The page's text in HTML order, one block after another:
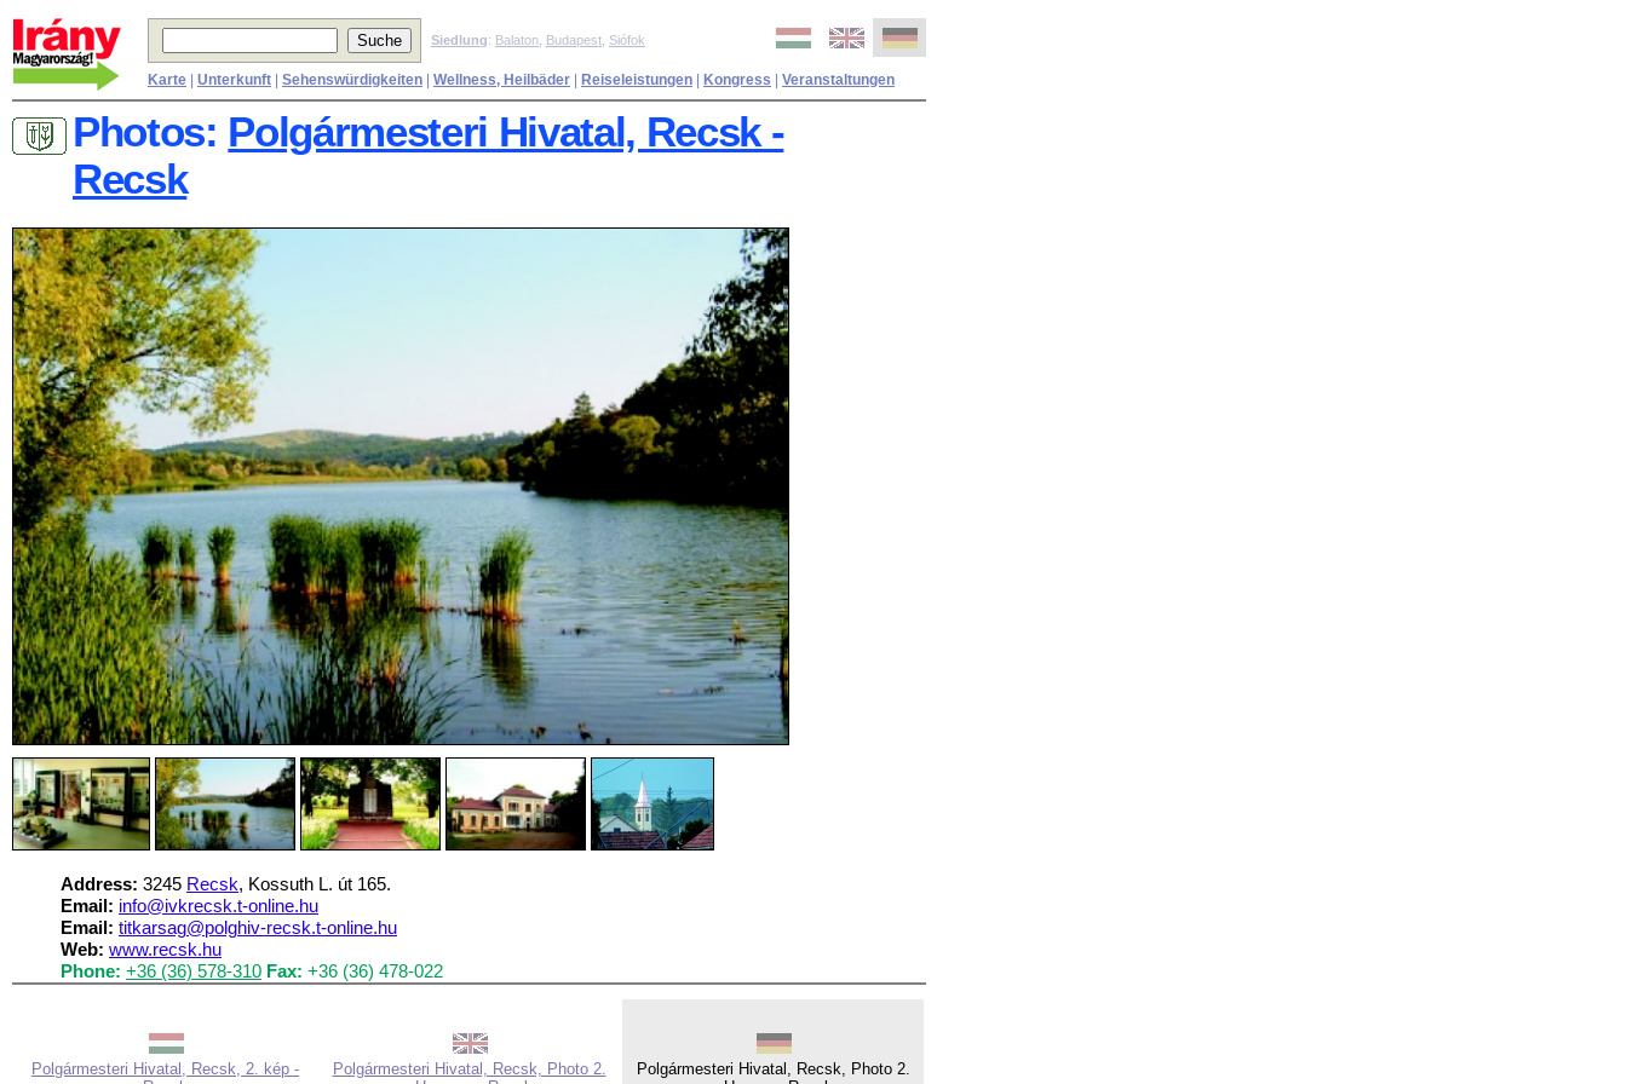
Siedlung: Balaton Budapest Siófok
Karte Unterkunft Sehenswürdigkeiten Wellness, Heilbäder Reiseleistungen Kongress Veranstaltungen
Photos: Polgármesteri Hivatal, Recsk -
Recsk
Address: 3245 Recsk, Kossuth L. út 165.
Email: info@ivkrecsk.t-online.hu
Email: titkarsag@polghiv-recsk.t-online.hu
Web: www.recsk.hu
Phone: +36 (36) 578-310 Fax: +36 (36) 478-022
Polgármesteri Hivatal, Recsk, 2. kép -
Polgármesteri Hivatal, Recsk, Photo 2.
Polgármesteri Hivatal, Recsk, Photo 2.